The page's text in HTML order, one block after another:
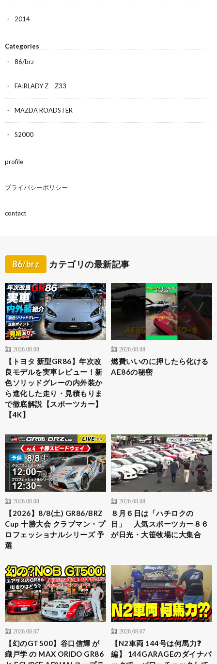
2014
Categories
86/brz
FAIRLADY Z Z33
MAZDA ROADSTER
S2000
profile
プライバシーポリシー
contact
86/brz カテゴリの最新記事
2026.08.08
【トヨタ 新型GR86】年次改
良モデルを実車レビュー！新
色ソリッドグレーの内外装か
ら進化した走り・見積もりま
で徹底解説【スポーツカー】
【4K】
2026.08.08
燃費いいのに押したら化ける
AE86の秘密
2026.08.08
【2026】8/8(土) GR86/BRZ
Cup 十勝大会 クラブマン・プ
ロフェッショナルシリーズ 予
選
2026.08.08
８月６日は「ハチロクの
日」 人気スポーツカー８６
が日光・大笹牧場に大集合
2026.08.07
【幻のGT500】谷口信輝 が
織戸学 の MAX ORIDO GR86
2026.08.07
【N2車両 144号は何馬力❓
編】 144GARAGEのダイナパ